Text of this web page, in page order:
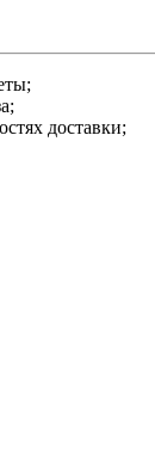
доставки;